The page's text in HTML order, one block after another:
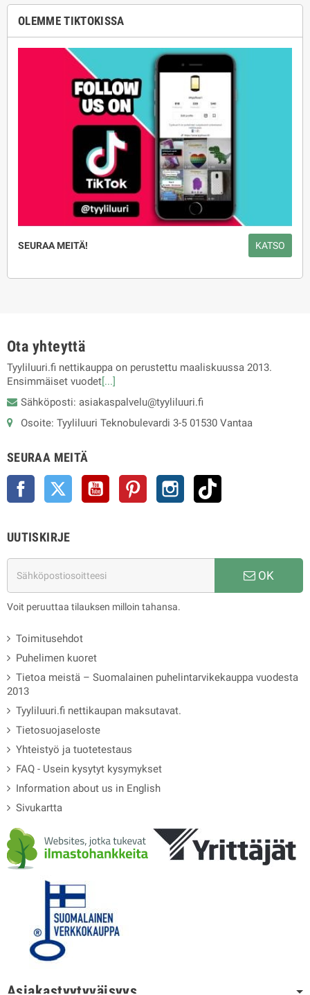
OLEMME TIKTOKISSA
SEURAA MEITÄ! KATSO
Ota yhteyttä
Tyyliluuri.fi nettikauppa on perustettu maaliskuussa 2013.
Ensimmäiset vuodet [...]
Sähköposti: asiakaspalvelu@tyyliluuri.fi
Osoite: Tyyliluuri Teknobulevardi 3-5 01530 Vantaa
SEURAA MEITÄ
Facebook Twitter YouTube Pinterest Instagram
UUTISKIRJE
OK
Voit peruuttaa tilauksen milloin tahansa.
Toimitusehdot
Puhelimen kuoret
Tietoa meistä – Suomalainen puhelintarvikekauppa vuodesta
2013
Tyyliluuri.fi nettikaupan maksutavat.
Tietosuojaseloste
Yhteistyö ja tuotetestaus
FAQ - Usein kysytyt kysymykset
Information about us in English
Sivukartta
Asiakastyytyväisyys